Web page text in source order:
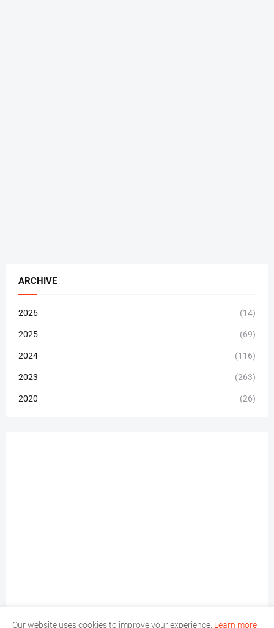
ARCHIVE
2026 (14)
2025 (69)
2024 (116)
2023 (263)
2020 (26)
Our website uses cookies to improve your experience. Learn more